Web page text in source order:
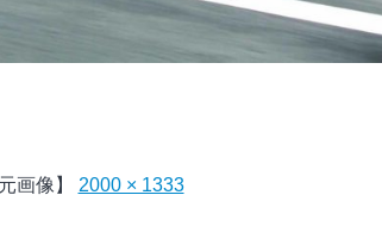
画像】 2000 × 1333